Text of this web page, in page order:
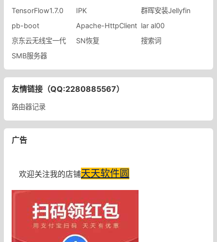
TensorFlow1.7.0
IPK
群晖安装Jellyfin
pb-boot
Apache-HttpClient lar al00
京东云无线宝一代
SN恢复
搜索词
SMB服务器
友情链接（QQ:2280885567）
路由器记录
广告
欢迎关注我的店铺天天软件圆